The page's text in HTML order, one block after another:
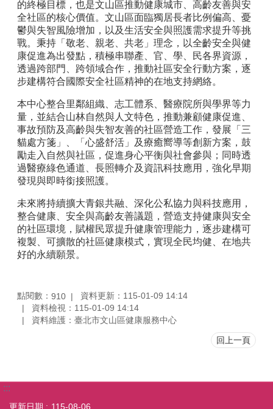
的終極目標，也是文山區推動健康城市、高齡友善與安
全社區的核心價值。文山區面臨獨居長者比例偏高、憂
鬱與失智風險增加，以及生活安全與照護需求提升等挑
戰。秉持「敬老、親老、共老」理念，以全齡安全與健
康促進為出發點，積極串聯產、官、學、民各界資源，
透過跨部門、跨領域合作，推動社區安全行動方案，逐
步建構符合國際安全社區精神的在地支持網絡。
本中心整合里鄰組織、志工體系、醫療院所與學界等力
量，並結合山林自然與人文特色，推動兼顧健康促進、
事故預防及高齡與失智友善的社區營造工作，發展「三
貓處方箋」、「心盛舒活」及療癒嚮導等創新方案，鼓
勵走入自然與社區，促進身心平衡與社會參與；同時透
過醫療綠色通道、長照轉介及資訊科技應用，強化早期
發現與即時銜接照護。
未來將持續擴大青銀共融、深化公私協力與科技應用，
整合健康、安全與高齡友善議題，營造支持健康與安全
的社區環境，賦權民眾提升健康管理能力，逐步建構可
複製、可擴散的社區健康模式，實現全民均健、在地共
好的永續願景。
點閱數： 910
資料更新：115-01-09 14:14
資料檢視：115-01-09 14:14
資料維護：臺北市文山區健康服務中心
回上一頁
:::
更新日期 115-08-06